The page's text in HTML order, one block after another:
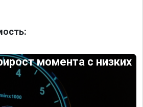
момента с низких